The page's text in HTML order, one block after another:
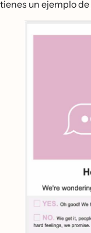
tienes un ejemplo de